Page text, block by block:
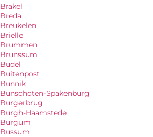
Brakel
Breda
Breukelen
Brielle
Brummen
Brunssum
Budel
Buitenpost
Bunnik
Bunschoten-Spakenburg
Burgerbrug
Burgh-Haamstede
Burgum
Bussum